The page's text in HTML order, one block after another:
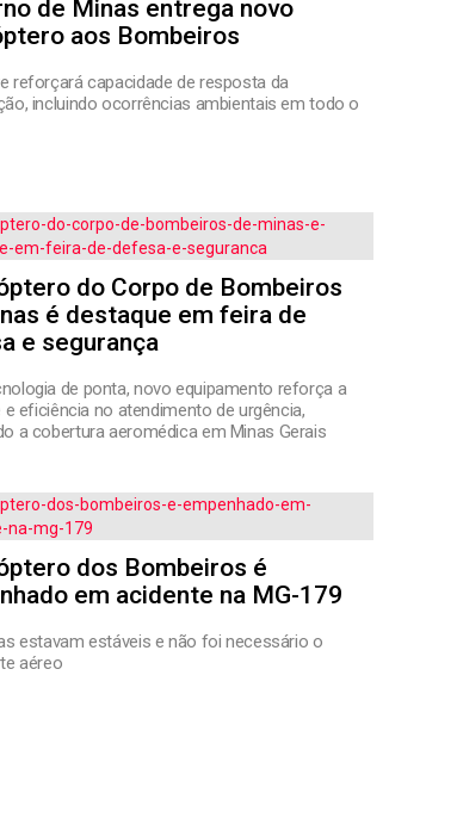
de Minas entrega novo
aos Bombeiros
reforçará capacidade de resposta da
incluindo ocorrências ambientais em todo o
do Corpo de Bombeiros
é destaque em feira de
e segurança
de ponta, novo equipamento reforça a
e eficiência no atendimento de urgência,
a cobertura aeromédica em Minas Gerais
dos Bombeiros é
em acidente na MG-179
estavam estáveis e não foi necessário o
aéreo